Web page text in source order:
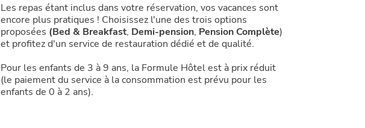
Les repas étant inclus dans votre réservation, vos vacances sont
encore plus pratiques ! Choisissez l'une des trois options
proposées (Bed & Breakfast, Demi-pension, Pension Complète)
et profitez d'un service de restauration dédié et de qualité.
Pour les enfants de 3 à 9 ans, la Formule Hôtel est à prix réduit
(le paiement du service à la consommation est prévu pour les
enfants de 0 à 2 ans).